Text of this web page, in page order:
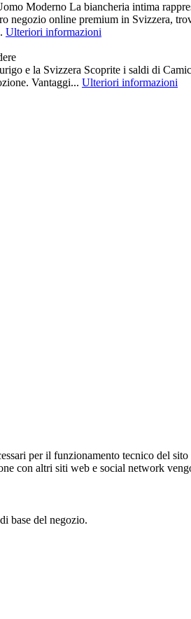
Moderno La biancheria intima
negozio online premium in Svizzera,
Ulteriori informazioni
e la Svizzera Scoprite i saldi di
Vantaggi... Ulteriori informazioni
per il funzionamento tecnico del
con altri siti web e social network
base del negozio.